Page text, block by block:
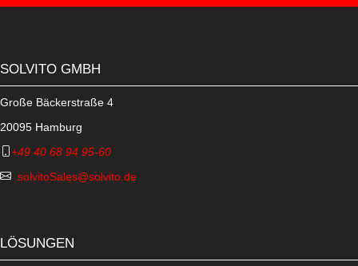
SOLVITO GMBH
Große Bäckerstraße 4
20095 Hamburg
+49 40 68 94 95-60
solvitoSales@solvito.de
LÖSUNGEN